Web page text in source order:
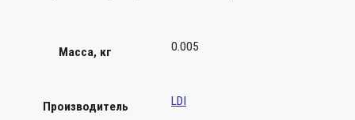
Масса, кг 0.005
Производитель LDI